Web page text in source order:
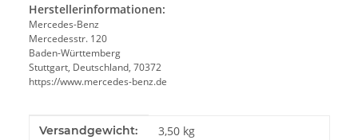
Herstellerinformationen:
Mercedes-Benz
Mercedesstr. 120
Baden-Württemberg
Stuttgart, Deutschland, 70372
https://www.mercedes-benz.de
Produkteigenschaft
Wert
Versandgewicht: 3,50 kg